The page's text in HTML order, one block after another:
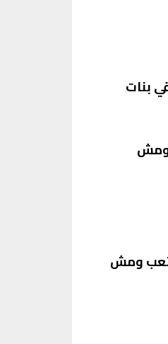
متجوزتش زي باقي بنات
خدا”مه طول ال6 شهور دول ومش
ومش